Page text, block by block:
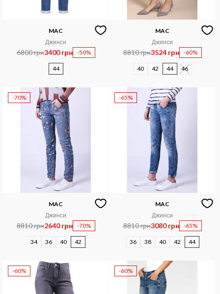
MAC
Джинси
6800 грн3400 грн -50%
44
MAC
Джинси
8810 грн3524 грн -60%
40 42 44 46
-70%
MAC
Джинси
8810 грн2640 грн -70%
34 36 40 42
-65%
MAC
Джинси
8810 грн3080 грн -65%
36 38 40 42 44
-60% -60%